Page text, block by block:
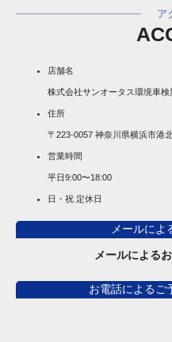
ア
店舗名
株式会社サンオータス環境車検
住所
〒223-0057 神奈川県横浜市港
営業時間
平日9:00〜18:00
日・祝 定休日
メールによ
メールによる
お電話によるご